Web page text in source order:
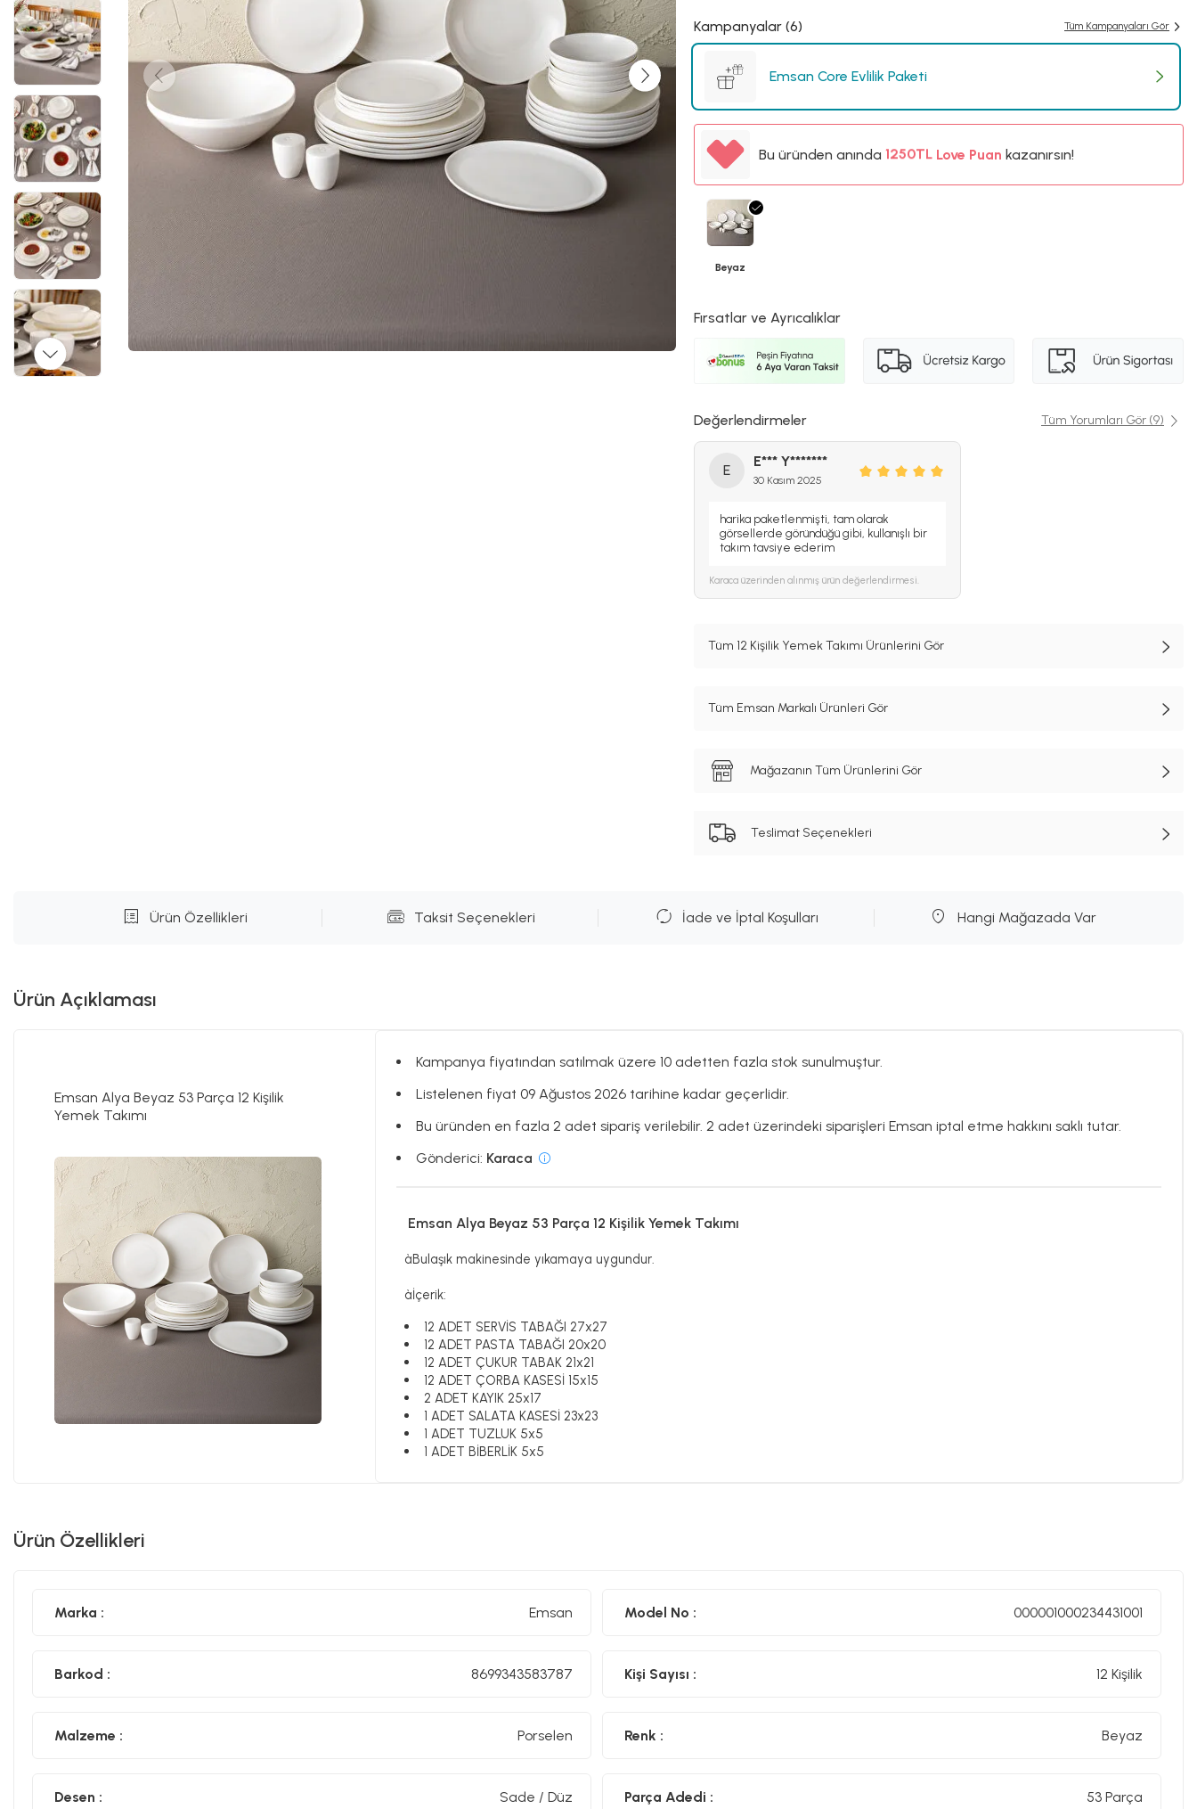
Kampanyalar (6) Tüm Kampanyaları Gör
Emsan Core Evlilik Paketi
Bu üründen anında1250TL Love Puan kazanırsın!
Beyaz
Fırsatlar ve Ayrıcalıklar
Değerlendirmeler Tüm Yorumları Gör (9)
E
E*** Y*******
30 Kasım 2025
harika paketlenmişti, tam olarak
görsellerde göründüğü gibi, kullanışlı bir
takım tavsiye ederim
Karaca üzerinden alınmış ürün değerlendirmesi.
Tüm 12 Kişilik Yemek Takımı Ürünlerini Gör
Tüm Emsan Markalı Ürünleri Gör
Mağazanın Tüm Ürünlerini Gör
Teslimat Seçenekleri
Ürün Özellikleri Taksit Seçenekleri İade ve İptal Koşulları Hangi Mağazada Var
Ürün Açıklaması
Emsan Alya Beyaz 53 Parça 12 Kişilik
Yemek Takımı
Kampanya fiyatından satılmak üzere 10 adetten fazla stok sunulmuştur.
Listelenen fiyat 09 Ağustos 2026 tarihine kadar geçerlidir.
Bu üründen en fazla 2 adet sipariş verilebilir. 2 adet üzerindeki siparişleri Emsan iptal etme hakkını saklı tutar.
Gönderici: Karaca
Emsan Alya Beyaz 53 Parça 12 Kişilik Yemek Takımı
àBulaşık makinesinde yıkamaya uygundur.
àİçerik:
12 ADET SERVİS TABAĞI 27x27
12 ADET PASTA TABAĞI 20x20
12 ADET ÇUKUR TABAK 21x21
12 ADET ÇORBA KASESİ 15x15
2 ADET KAYIK 25x17
1 ADET SALATA KASESİ 23x23
1 ADET TUZLUK 5x5
1 ADET BİBERLİK 5x5
Ürün Özellikleri
Marka : Emsan Model No : 000001000234431001
Barkod : 8699343583787 Kişi Sayısı : 12 Kişilik
Malzeme : Porselen Renk : Beyaz
Desen : Sade / Düz Parça Adedi : 53 Parça